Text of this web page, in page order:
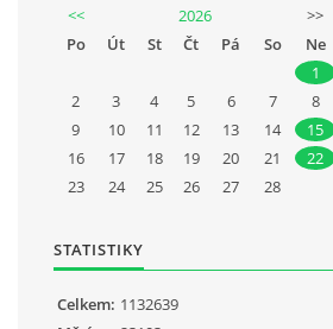
<<
2026
>>
Po
Út St Čt Pá So
Ne
1
2
3 4 5 6 7
8
9
10 11 12 13 14
15
16
17 18 19 20 21
22
23
24 25 26 27 28
STATISTIKY
Celkem: 1132639